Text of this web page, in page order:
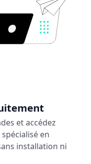
et accédez
en
installation ni